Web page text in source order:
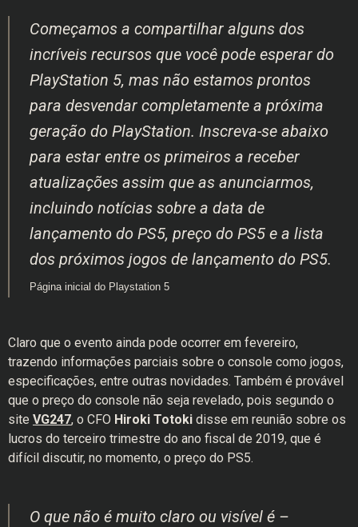
Começamos a compartilhar alguns dos
incríveis recursos que você pode esperar do
PlayStation 5, mas não estamos prontos
para desvendar completamente a próxima
geração do PlayStation. Inscreva-se abaixo
para estar entre os primeiros a receber
atualizações assim que as anunciarmos,
incluindo notícias sobre a data de
lançamento do PS5, preço do PS5 e a lista
dos próximos jogos de lançamento do PS5.
Página inicial do Playstation 5
Claro que o evento ainda pode ocorrer em fevereiro,
trazendo informações parciais sobre o console como jogos,
especificações, entre outras novidades. Também é provável
que o preço do console não seja revelado, pois segundo o
site VG247, o CFO Hiroki Totoki disse em reunião sobre os
lucros do terceiro trimestre do ano fiscal de 2019, que é
difícil discutir, no momento, o preço do PS5.
O que não é muito claro ou visível é –